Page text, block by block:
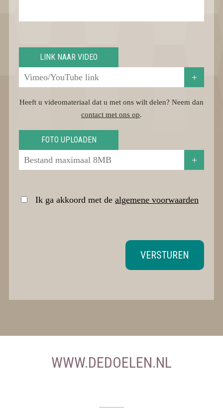
LINK NAAR VIDEO
+
Heeft u videomateriaal dat u met ons wilt delen? Neem dan
contact met ons op.
FOTO UPLOADEN
+
Ik ga akkoord met de algemene voorwaarden
VERSTUREN
WWW.DEDOELEN.NL